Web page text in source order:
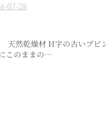
07-28
材 H字の古いブビンガ
このままの…